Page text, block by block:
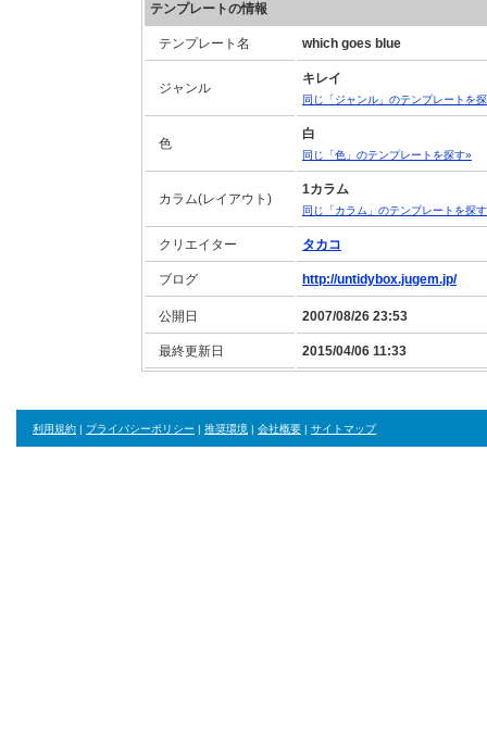
テンプレートの情報
テンプレート名 which goes blue
ジャンル
キレイ
同じ「ジャンル」のテンプレートを
色
白
同じ「色」のテンプレートを探す»
カラム(レイアウト)
1カラム
同じ「カラム」のテンプレートを探
クリエイター タカコ
ブログ http://untidybox.jugem.jp/
公開日 2007/08/26 23:53
最終更新日 2015/04/06 11:33
利用規約 | プライバシーポリシー | 推奨環境 | 会社概要 | サイトマップ